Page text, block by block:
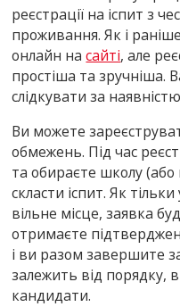
реєстрації на іспит з
проживання. Як і
онлайн насайті, але
простіша та зручніша.
слідкувати за
Ви можете
обмежень. Під час
та обираєте школу (або
скласти іспит. Як
вільне місце, заявка
отримаєте
і ви разом завершите
залежить від порядку,
кандидати.